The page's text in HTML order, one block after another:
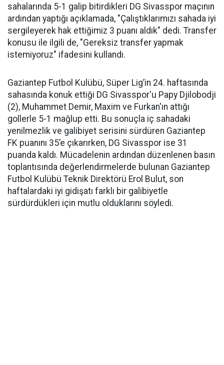
sahalarında 5-1 galip bitirdikleri DG Sivasspor maçının
ardından yaptığı açıklamada, "Çalıştıklarımızı sahada iyi
sergileyerek hak ettiğimiz 3 puanı aldık" dedi. Transfer
konusu ile ilgili de, "Gereksiz transfer yapmak
istemiyoruz" ifadesini kullandı.
Gaziantep Futbol Kulübü, Süper Lig’in 24. haftasında
sahasında konuk ettiği DG Sivasspor'u Papy Djilobodji
(2), Muhammet Demir, Maxim ve Furkan'ın attığı
gollerle 5-1 mağlup etti. Bu sonuçla iç sahadaki
yenilmezlik ve galibiyet serisini sürdüren Gaziantep
FK puanını 35’e çıkarırken, DG Sivasspor ise 31
puanda kaldı. Mücadelenin ardından düzenlenen basın
toplantısında değerlendirmelerde bulunan Gaziantep
Futbol Kulübü Teknik Direktörü Erol Bulut, son
haftalardaki iyi gidişatı farklı bir galibiyetle
sürdürdükleri için mutlu olduklarını söyledi.